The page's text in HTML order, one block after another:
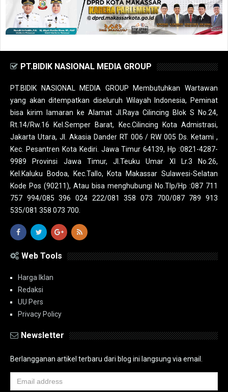
PT.BIDIK NASIONAL MEDIA GROUP
PT.BIDIK NASIONAL MEDIA GROUP Membutuhkan Wartawan
yang akan ditempatkan diseluruh Wilayah Indonesia, Peminat
bisa kirim lamaran ke Alamat Jl.Raya Cilincing Blok S No.24,
Rt.14/Rw.16 Kel.Semper Barat, Kec.Cilincing Kota Admistrasi,
Jakarta Utara, Jl. Akasia Dander RT 006 / RW 005 Ds. Ketami ,
Kec. Pesantren Kota Kediri. Jawa Timur 64139, Hp :0821-4287-
9989 Provinsi Jawa Timur, Jl.Teuku Umar XI Lr.3 No.26,
Kel.Kaluku Bodoa, Kec.Tallo, Kota Makassar Sulawesi-Selatan
Kode Pos (90211), Atau bisa menghubungi No.Tlp/Hp :087 711
757 994/085 396 024 222/081 358 073 700/087 789 913
535/081 358 073 700.
Web Tools
Harga Iklan
Redaksi
UU Pers
Privacy Policy
Newsletter
Berlangganan artikel terbaru dari blog ini langsung via email.